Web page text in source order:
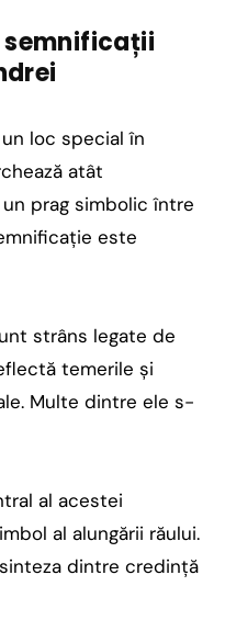
loc special în
atât
prag simbolic între
este
strâns legate de
temerile și
Multe dintre ele s-
al acestei
al alungării răului.
dintre credință